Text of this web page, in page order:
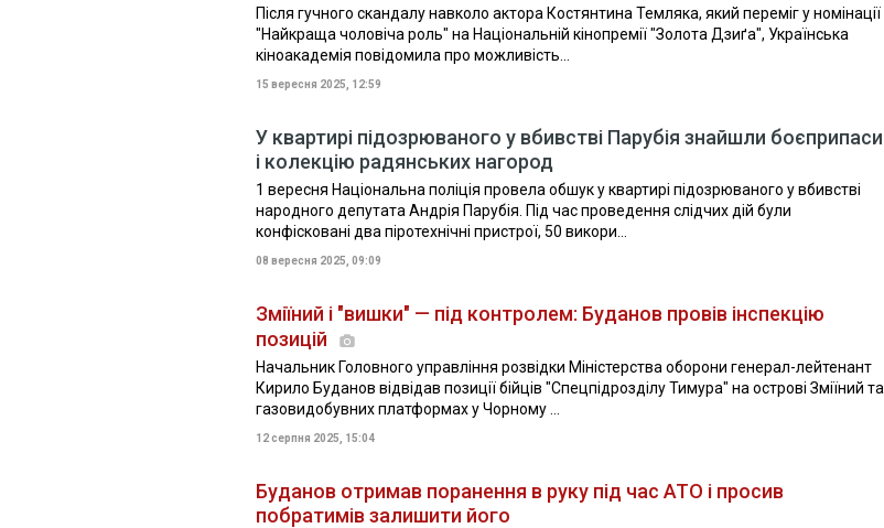
Після гучного скандалу навколо актора Костянтина Темляка, який переміг у номінації
"Найкраща чоловіча роль" на Національній кінопремії "Золота Дзиґа", Українська
кіноакадемія повідомила про можливість...
15 вересня 2025, 12:59
У квартирі підозрюваного у вбивстві Парубія знайшли боєприпаси
і колекцію радянських нагород
1 вересня Національна поліція провела обшук у квартирі підозрюваного у вбивстві
народного депутата Андрія Парубія. Під час проведення слідчих дій були
конфісковані два піротехнічні пристрої, 50 викори...
08 вересня 2025, 09:09
Зміїний і "вишки" — під контролем: Буданов провів інспекцію
позицій
Начальник Головного управління розвідки Міністерства оборони генерал-лейтенант
Кирило Буданов відвідав позиції бійців "Спецпідрозділу Тимура" на острові Зміїний та
газовидобувних платформах у Чорному ...
12 серпня 2025, 15:04
Буданов отримав поранення в руку під час АТО і просив
побратимів залишити його